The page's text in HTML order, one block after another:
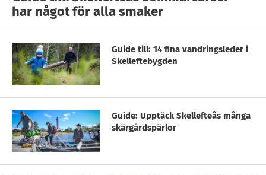
har något för alla smaker
Guide till: 14 fina vandringsleder i
Skelleftebygden
Guide: Upptäck Skellefteås många
skärgårdspärlor